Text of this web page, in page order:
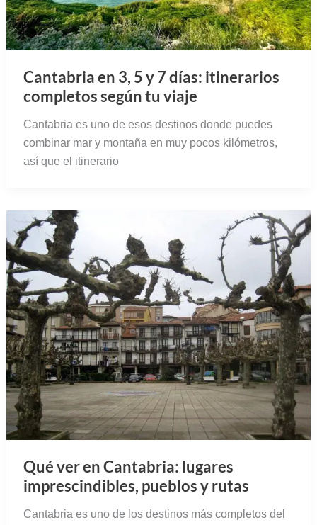
Cantabria en 3, 5 y 7 días: itinerarios
completos según tu viaje
Cantabria es uno de esos destinos donde puedes
combinar mar y montaña en muy pocos kilómetros,
así que el itinerario
Qué ver en Cantabria: lugares
imprescindibles, pueblos y rutas
Cantabria es uno de los destinos más completos del